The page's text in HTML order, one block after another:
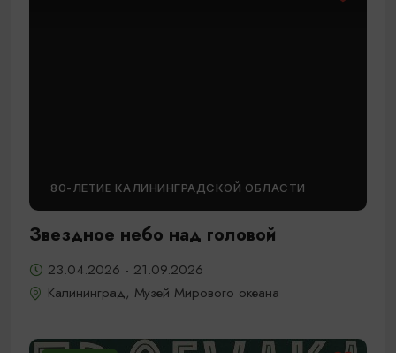
80-ЛЕТИЕ КАЛИНИНГРАДСКОЙ ОБЛАСТИ
Звездное небо над головой
23.04.2026 - 21.09.2026
Калининград, Музей Мирового океана